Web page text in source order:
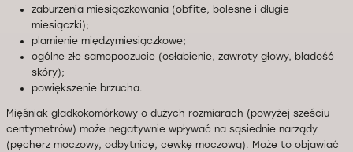
zaburzenia miesiączkowania (obfite, bolesne i długie
miesiączki);
plamienie międzymiesiączkowe;
ogólne złe samopoczucie (osłabienie, zawroty głowy, bladość
skóry);
powiększenie brzucha.
Mięśniak gładkokomórkowy o dużych rozmiarach (powyżej sześciu
centymetrów) może negatywnie wpływać na sąsiednie narządy
(pęcherz moczowy, odbytnicę, cewkę moczową). Może to objawiać